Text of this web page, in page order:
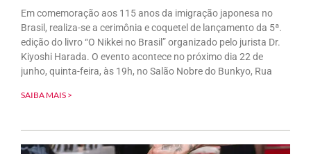
Em comemoração aos 115 anos da imigração japonesa no
Brasil, realiza-se a cerimônia e coquetel de lançamento da 5ª.
edição do livro “O Nikkei no Brasil” organizado pelo jurista Dr.
Kiyoshi Harada. O evento acontece no próximo dia 22 de
junho, quinta-feira, às 19h, no Salão Nobre do Bunkyo, Rua
SAIBA MAIS >